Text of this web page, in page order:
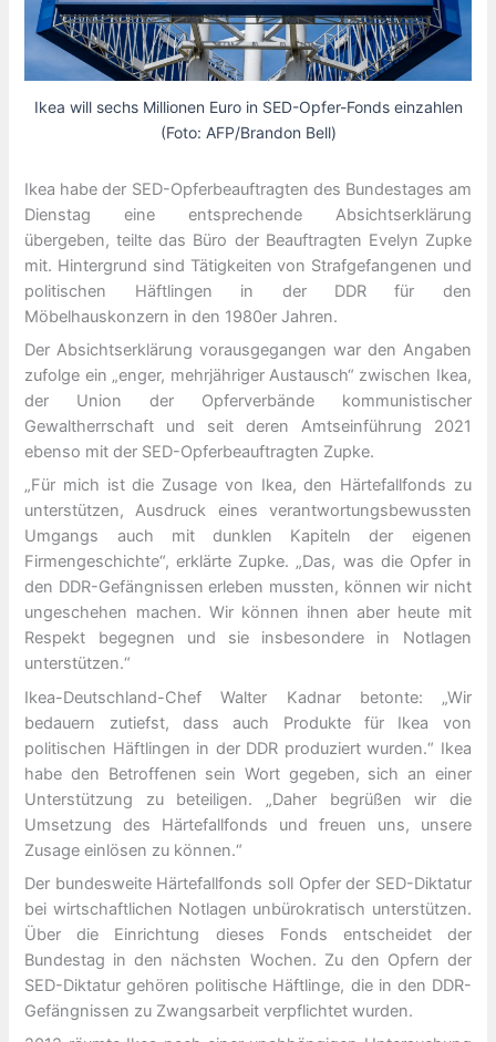
Ikea will sechs Millionen Euro in SED-Opfer-Fonds einzahlen
(Foto: AFP/Brandon Bell)
Ikea habe der SED-Opferbeauftragten des Bundestages am
Dienstag eine entsprechende Absichtserklärung
übergeben, teilte das Büro der Beauftragten Evelyn Zupke
mit. Hintergrund sind Tätigkeiten von Strafgefangenen und
politischen Häftlingen in der DDR für den
Möbelhauskonzern in den 1980er Jahren.
Der Absichtserklärung vorausgegangen war den Angaben
zufolge ein „enger, mehrjähriger Austausch“ zwischen Ikea,
der Union der Opferverbände kommunistischer
Gewaltherrschaft und seit deren Amtseinführung 2021
ebenso mit der SED-Opferbeauftragten Zupke.
„Für mich ist die Zusage von Ikea, den Härtefallfonds zu
unterstützen, Ausdruck eines verantwortungsbewussten
Umgangs auch mit dunklen Kapiteln der eigenen
Firmengeschichte“, erklärte Zupke. „Das, was die Opfer in
den DDR-Gefängnissen erleben mussten, können wir nicht
ungeschehen machen. Wir können ihnen aber heute mit
Respekt begegnen und sie insbesondere in Notlagen
unterstützen.“
Ikea-Deutschland-Chef Walter Kadnar betonte: „Wir
bedauern zutiefst, dass auch Produkte für Ikea von
politischen Häftlingen in der DDR produziert wurden.“ Ikea
habe den Betroffenen sein Wort gegeben, sich an einer
Unterstützung zu beteiligen. „Daher begrüßen wir die
Umsetzung des Härtefallfonds und freuen uns, unsere
Zusage einlösen zu können.“
Der bundesweite Härtefallfonds soll Opfer der SED-Diktatur
bei wirtschaftlichen Notlagen unbürokratisch unterstützen.
Über die Einrichtung dieses Fonds entscheidet der
Bundestag in den nächsten Wochen. Zu den Opfern der
SED-Diktatur gehören politische Häftlinge, die in den DDR-
Gefängnissen zu Zwangsarbeit verpflichtet wurden.